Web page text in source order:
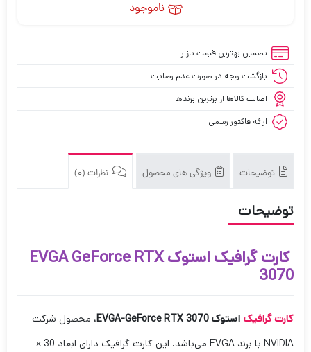
ناموجود
تضمین بهترین قیمت بازار
بازگشت وجه در صورت عدم رضایت
اصالت کالاها از برترین برندها
ارائه فاکتور رسمی
توضیحات ویژگی های محصول نظرات (0)
توضیحات
کارت گرافیک استوک EVGA GeForce RTX
3070
کارت گرافیک استوک EVGA-GeForce RTX 3070
، محصول شرکت
NVIDIA با برند EVGA می‌باشد. این کارت گرافیک دارای ابعاد 30 ×